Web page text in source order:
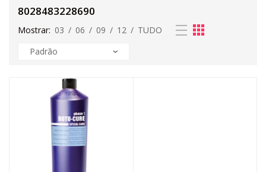
8028483228690
Mostrar: 03 / 06 / 09 / 12 / TUDO